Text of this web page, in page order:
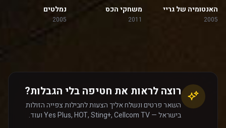
האנטומיה של גריי
2005
משחקי הכס
2011
נמלטים
2005
רוצה לראות את חטיפה בלי הגבלות?
השאר פרטים ונשלח אליך הצעות לחבילות צפייה הזולות
בישראל — Yes Plus, HOT, Sting+, Cellcom TV ועוד.